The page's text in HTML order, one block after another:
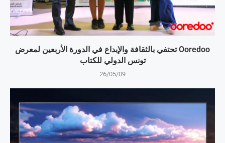
Ooredoo تحتفي بالثقافة والإبداع في الدورة الأربعين لمعرض
تونس الدولي للكتاب
26/05/09